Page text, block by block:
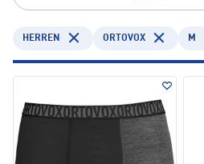
HERREN ORTOVOX M